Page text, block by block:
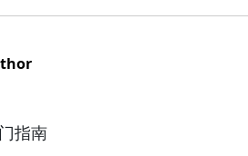
指南